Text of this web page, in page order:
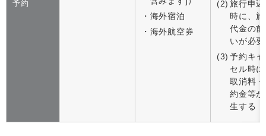
予約
海外宿泊
海外航空券
旅行申
時に、
代金の
いが必要
予約キ
セル時
取消料
約金等
生する